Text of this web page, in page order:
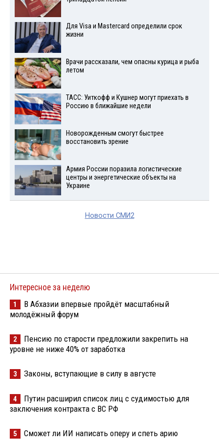
Для Visа и Mastercard определили срок
жизни
Врачи рассказали, чем опасны курица и рыба
летом
ТАСС: Уиткофф и Кушнер могут приехать в
Россию в ближайшие недели
Новорожденным смогут быстрее
восстановить зрение
Армия России поразила логистические
центры и энергетические объекты на
Украине
Новости СМИ2
Интересное за неделю
1
В Абхазии впервые пройдёт масштабный
молодёжный форум
2
Пенсию по старости предложили закрепить на
уровне не ниже 40% от заработка
3 Законы, вступающие в силу в августе
4
Путин расширил список лиц с судимостью для
заключения контракта с ВС РФ
5 Сможет ли ИИ написать оперу и спеть арию